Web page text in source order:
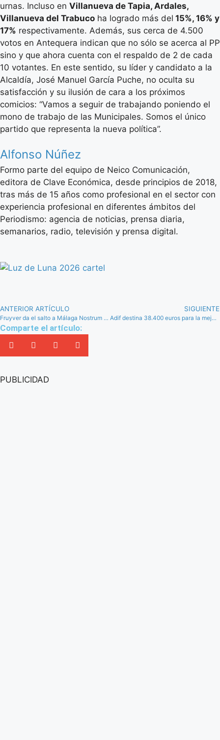
urnas. Incluso en Villanueva de Tapia, Ardales,
Villanueva del Trabuco ha logrado más del 15%, 16% y
17% respectivamente. Además, sus cerca de 4.500
votos en Antequera indican que no sólo se acerca al PP
sino y que ahora cuenta con el respaldo de 2 de cada
10 votantes. En este sentido, su líder y candidato a la
Alcaldía, José Manuel García Puche, no oculta su
satisfacción y su ilusión de cara a los próximos
comicios: “Vamos a seguir de trabajando poniendo el
mono de trabajo de las Municipales. Somos el único
partido que representa la nueva política”.
Alfonso Núñez
Formo parte del equipo de Neico Comunicación,
editora de Clave Económica, desde principios de 2018,
tras más de 15 años como profesional en el sector con
experiencia profesional en diferentes ámbitos del
Periodismo: agencia de noticias, prensa diaria,
semanarios, radio, televisión y prensa digital.
ANTERIOR ARTÍCULO
Fruyver da el salto a Málaga Nostrum de la mano Samoy
SIGUIENTE
Adif destina 38.400 euros para la mejora de la iluminación en la Estación de AVE Antequera – Santa Ana
Comparte el artículo:
PUBLICIDAD